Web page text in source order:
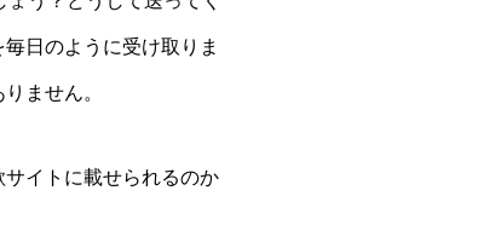
日のように受け取りま
ません。
イトに載せられるのか